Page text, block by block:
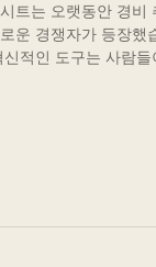
트는 오랫동안 경비
운 경쟁자가 등장했
신적인 도구는 사람들